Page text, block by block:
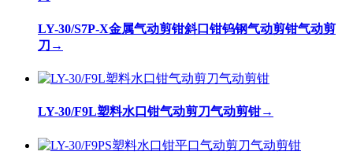
LY-30/S7P-X金属气动剪钳斜口钳钨钢气动剪钳气动剪
刀 →
LY-30/F9L塑料水口钳气动剪刀气动剪钳→